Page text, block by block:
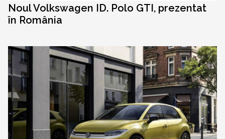
Noul Volkswagen ID. Polo GTI, prezentat
în România